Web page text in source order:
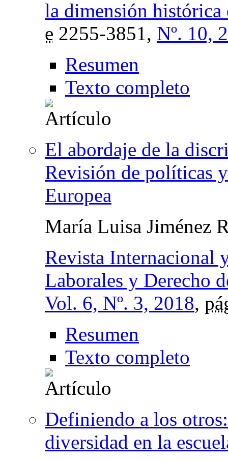
la dimensión histórica
e 2255-3851, Nº. 10,
Resumen
Texto completo
El abordaje de la
Revisión de políticas
Europea
María Luisa Jiménez
Revista Internacional
Laborales y Derecho
Vol. 6, Nº. 3, 2018,
Resumen
Texto completo
Definiendo a los
diversidad en la